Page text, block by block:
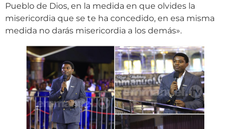
Pueblo de Dios, en la medida en que olvides la
misericordia que se te ha concedido, en esa misma
medida no darás misericordia a los demás».